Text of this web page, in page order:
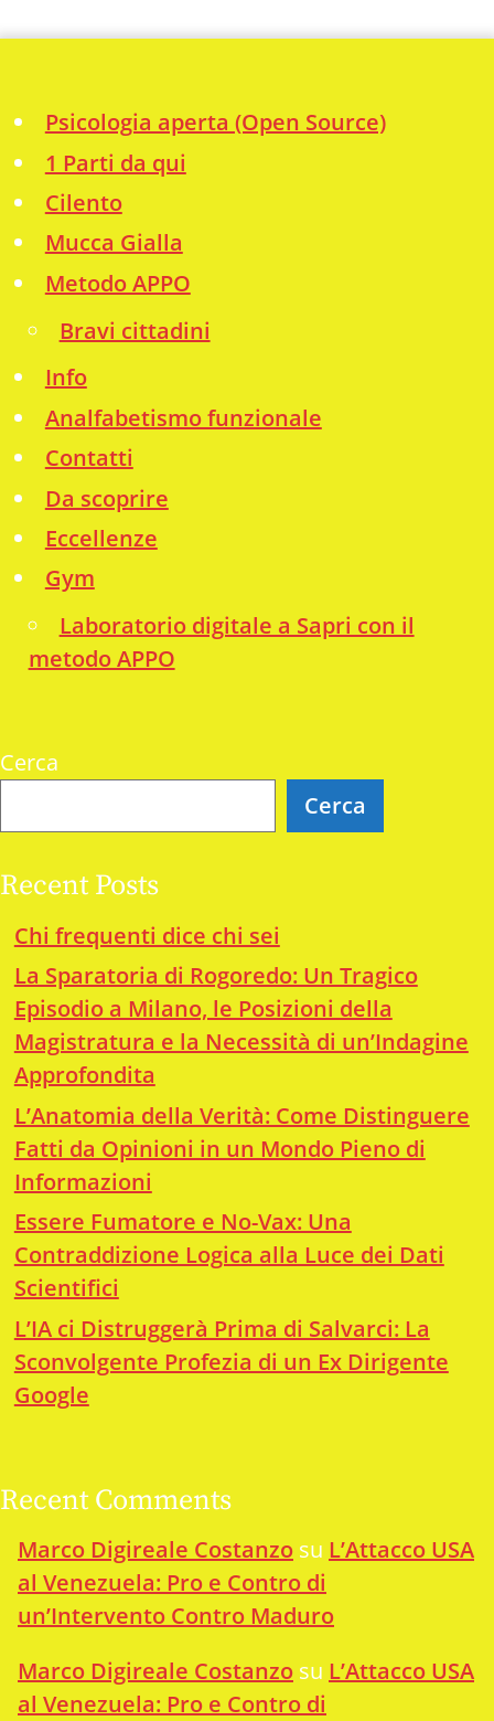
Psicologia aperta (Open Source)
1 Parti da qui
Cilento
Mucca Gialla
Metodo APPO
Bravi cittadini
Info
Analfabetismo funzionale
Contatti
Da scoprire
Eccellenze
Gym
Laboratorio digitale a Sapri con il
metodo APPO
Cerca
Cerca
Recent Posts
Chi frequenti dice chi sei
La Sparatoria di Rogoredo: Un Tragico
Episodio a Milano, le Posizioni della
Magistratura e la Necessità di un’Indagine
Approfondita
L’Anatomia della Verità: Come Distinguere
Fatti da Opinioni in un Mondo Pieno di
Informazioni
Essere Fumatore e No-Vax: Una
Contraddizione Logica alla Luce dei Dati
Scientifici
L’IA ci Distruggerà Prima di Salvarci: La
Sconvolgente Profezia di un Ex Dirigente
Google
Recent Comments
Marco Digireale Costanzo su L’Attacco USA
al Venezuela: Pro e Contro di
un’Intervento Contro Maduro
Marco Digireale Costanzo su L’Attacco USA
al Venezuela: Pro e Contro di